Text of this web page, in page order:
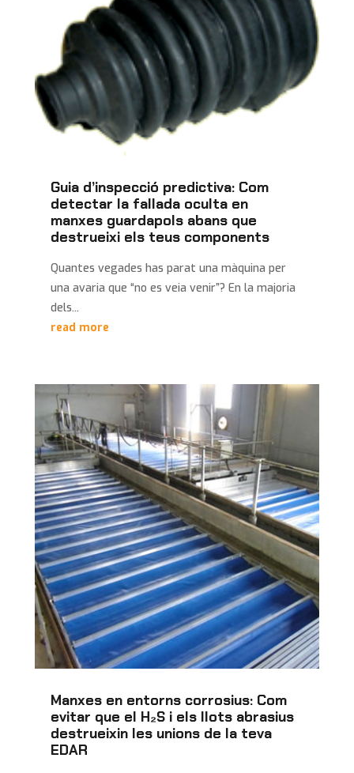
Guia d’inspecció predictiva: Com
detectar la fallada oculta en
manxes guardapols abans que
destrueixi els teus components
Quantes vegades has parat una màquina per
una avaria que “no es veia venir”? En la majoria
dels...
read more
Manxes en entorns corrosius: Com
evitar que el H₂S i els llots abrasius
destrueixin les unions de la teva
EDAR